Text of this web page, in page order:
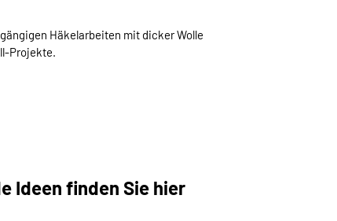
Häkelarbeiten mit dicker Wolle
Projekte.
Ideen finden Sie hier